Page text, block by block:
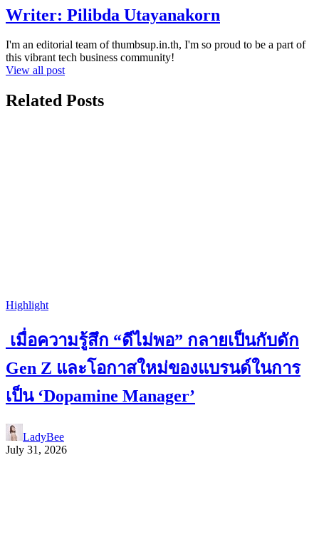
Writer: Pilibda Utayanakorn
I'm an editorial team of thumbsup.in.th, I'm so proud to be a part of
this vibrant tech business community!
View all post
Related Posts
Highlight
เมื่อความรู้สึก “ดีไม่พอ” กลายเป็นกับดัก
Gen Z และโอกาสใหม่ของแบรนด์ในการ
เป็น ‘Dopamine Manager’
LadyBee
July 31, 2026